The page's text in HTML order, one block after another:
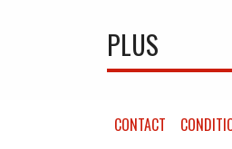
PLUS
CONTACT